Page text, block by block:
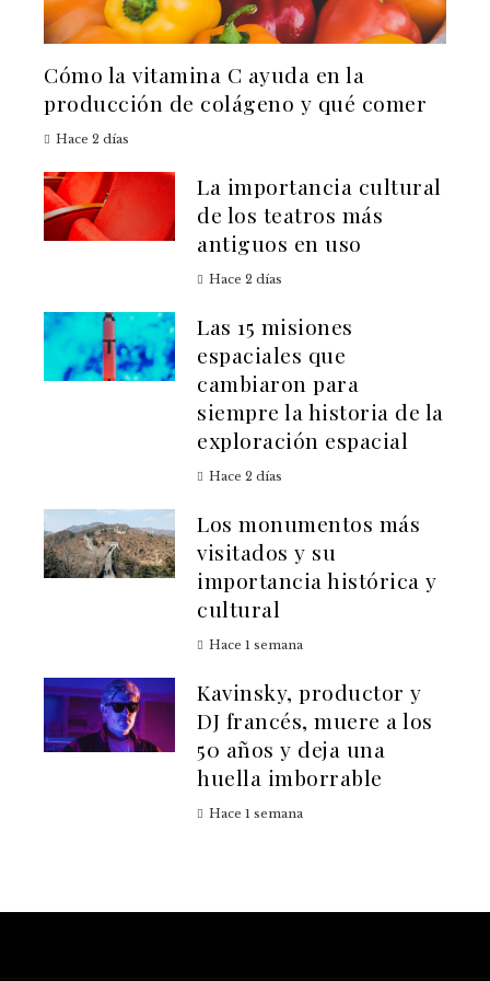
Cómo la vitamina C ayuda en la
producción de colágeno y qué comer
Hace 2 días
La importancia cultural
de los teatros más
antiguos en uso
Hace 2 días
Las 15 misiones
espaciales que
cambiaron para
siempre la historia de la
exploración espacial
Hace 2 días
Los monumentos más
visitados y su
importancia histórica y
cultural
Hace 1 semana
Kavinsky, productor y
DJ francés, muere a los
50 años y deja una
huella imborrable
Hace 1 semana